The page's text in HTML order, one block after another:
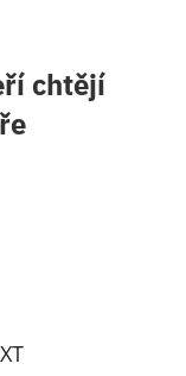
chtějí